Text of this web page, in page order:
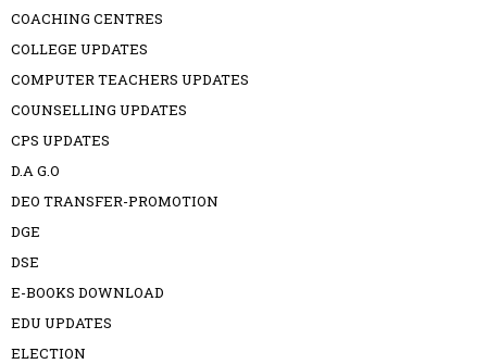
COACHING CENTRES
COLLEGE UPDATES
COMPUTER TEACHERS UPDATES
COUNSELLING UPDATES
CPS UPDATES
D.A G.O
DEO TRANSFER-PROMOTION
DGE
DSE
E-BOOKS DOWNLOAD
EDU UPDATES
ELECTION